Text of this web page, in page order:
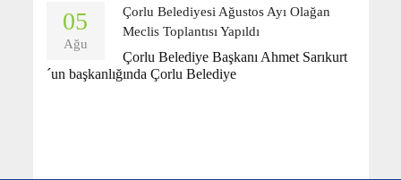
05
Ağu
Çorlu Belediyesi Ağustos Ayı Olağan
Meclis Toplantısı Yapıldı
Çorlu Belediye Başkanı Ahmet Sarıkurt
´un başkanlığında Çorlu Belediye